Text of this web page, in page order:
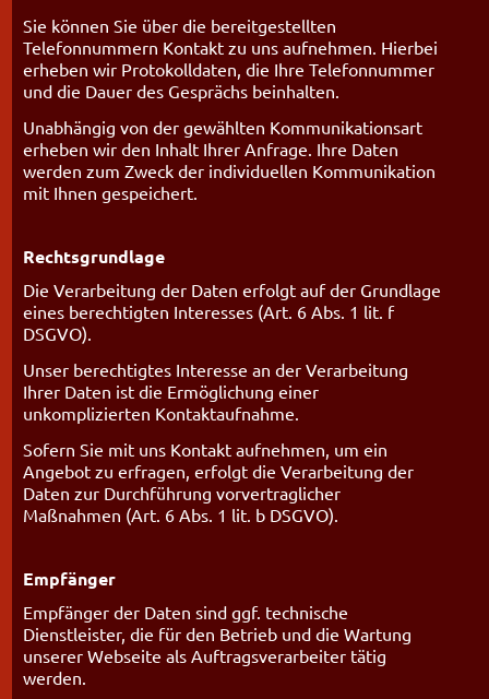
Sie können Sie über die bereitgestellten
Telefonnummern Kontakt zu uns aufnehmen. Hierbei
erheben wir Protokolldaten, die Ihre Telefonnummer
und die Dauer des Gesprächs beinhalten.
Unabhängig von der gewählten Kommunikationsart
erheben wir den Inhalt Ihrer Anfrage. Ihre Daten
werden zum Zweck der individuellen Kommunikation
mit Ihnen gespeichert.
Rechtsgrundlage
Die Verarbeitung der Daten erfolgt auf der Grundlage
eines berechtigten Interesses (Art. 6 Abs. 1 lit. f
DSGVO).
Unser berechtigtes Interesse an der Verarbeitung
Ihrer Daten ist die Ermöglichung einer
unkomplizierten Kontaktaufnahme.
Sofern Sie mit uns Kontakt aufnehmen, um ein
Angebot zu erfragen, erfolgt die Verarbeitung der
Daten zur Durchführung vorvertraglicher
Maßnahmen (Art. 6 Abs. 1 lit. b DSGVO).
Empfänger
Empfänger der Daten sind ggf. technische
Dienstleister, die für den Betrieb und die Wartung
unserer Webseite als Auftragsverarbeiter tätig
werden.